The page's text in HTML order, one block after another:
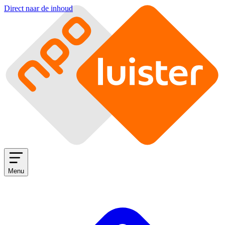
Direct naar de inhoud
Menu